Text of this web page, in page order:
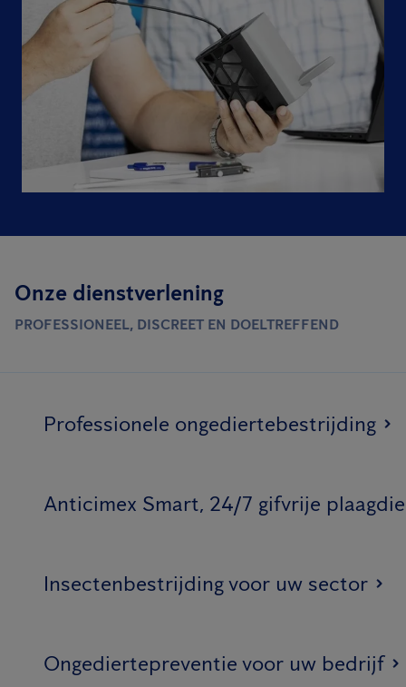
Onze dienstverlening
PROFESSIONEEL, DISCREET EN DOELTREFFEND
Professionele ongediertebestrijding
Anticimex Smart, 24/7 gifvrije
Insectenbestrijding voor uw sector
Ongediertepreventie voor uw bedrijf